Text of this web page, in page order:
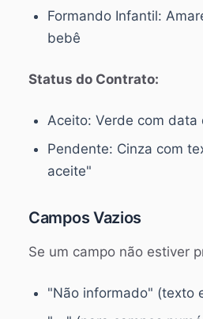
Formando Infantil:
bebê
Status do Contrato:
Aceito: Verde com data
Pendente: Cinza com
aceite"
Campos Vazios
Se um campo não estiver
"Não informado" (texto